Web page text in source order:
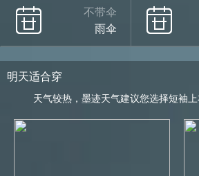
不带伞
雨伞
明天适合穿
天气较热，墨迹天气建议您选择短袖